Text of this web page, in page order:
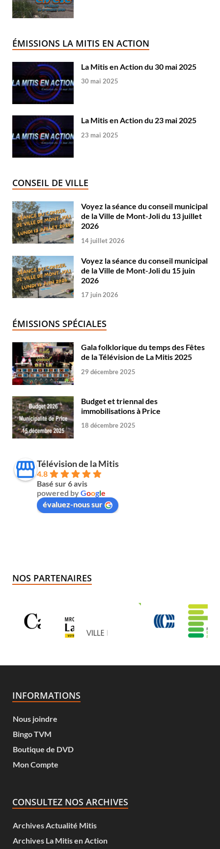
ÉMISSIONS LA MITIS EN ACTION
La Mitis en Action du 30 mai 2025
30 mai 2025
La Mitis en Action du 23 mai 2025
23 mai 2025
CONSEIL DE VILLE
Voyez la séance du conseil municipal
de la Ville de Mont-Joli du 13 juillet
2026
14 juillet 2026
Voyez la séance du conseil municipal
de la Ville de Mont-Joli du 15 juin
2026
17 juin 2026
ÉMISSIONS SPÉCIALES
Gala folklorique du temps des Fêtes
de la Télévision de La Mitis 2025
29 décembre 2025
Budget et triennal des
immobilisations à Price
18 décembre 2025
Télévision de la Mitis
4.8
Basé sur 6 avis
powered byGoogle
évaluez-nous sur
NOS PARTENAIRES
INFORMATIONS
Nous joindre
Bingo TVM
Boutique de DVD
Mon Compte
CONSULTEZ NOS ARCHIVES
Archives Actualité Mitis
Archives La Mitis en Action